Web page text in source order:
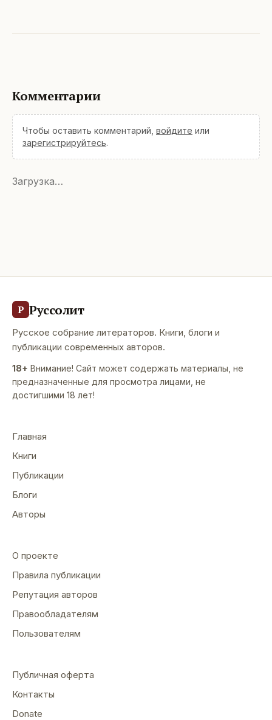
Комментарии
Чтобы оставить комментарий, войдите или
зарегистрируйтесь.
Загрузка…
Р Руссолит
Русское собрание литераторов. Книги, блоги и
публикации современных авторов.
18+ Внимание! Сайт может содержать материалы, не
предназначенные для просмотра лицами, не
достигшими 18 лет!
Главная
Книги
Публикации
Блоги
Авторы
О проекте
Правила публикации
Репутация авторов
Правообладателям
Пользователям
Публичная оферта
Контакты
Donate